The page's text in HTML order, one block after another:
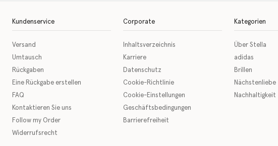
Kundenservice
Versand
Umtausch
Rückgaben
Eine Rückgabe erstellen
FAQ
Kontaktieren Sie uns
Follow my Order
Widerrufsrecht
Corporate
Inhaltsverzeichnis
Karriere
Datenschutz
Cookie-Richtlinie
Cookie-Einstellungen
Geschäftsbedingungen
Barrierefreiheit
Kategorien
Über Stella
adidas
Brillen
Nächstenliebe
Nachhaltigkeit